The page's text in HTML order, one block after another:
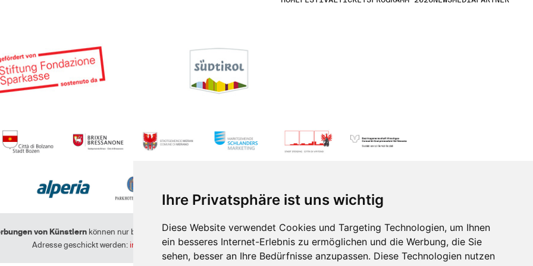
Ihre Privatsphäre ist uns wichtig
Diese Website verwendet Cookies und Targeting Technologien, um Ihnen
ein besseres Internet-Erlebnis zu ermöglichen und die Werbung, die Sie
sehen, besser an Ihre Bedürfnisse anzupassen. Diese Technologien nutzen
von Künstlern können nur berücksichtigt werden, wenn sie an folgende
Adresse geschickt werden: info@suedtiroljazzfestival.com